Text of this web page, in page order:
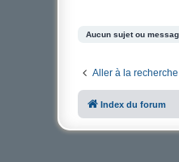
Aucun sujet ou
Aller à la
Index du forum